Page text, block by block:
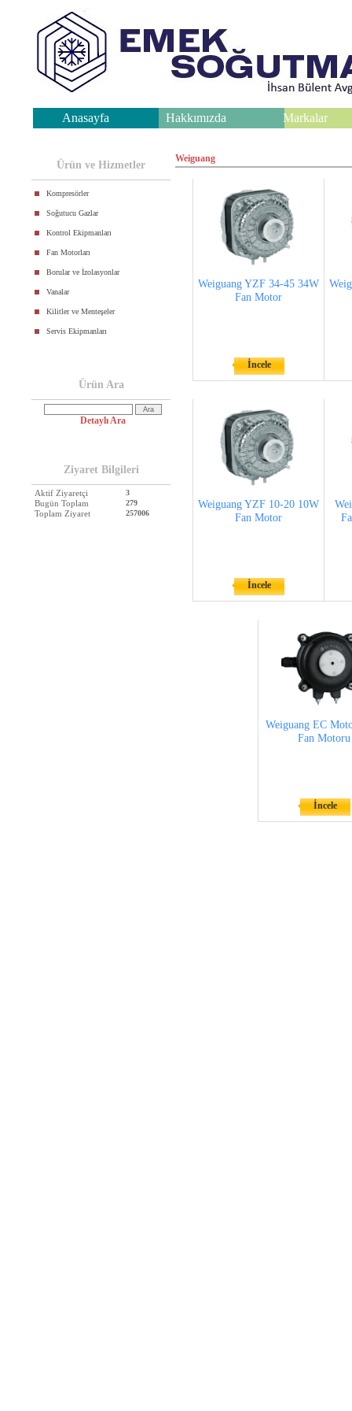
Anasayfa Hakkımızda Markalar
Ürün ve Hizmetler
Kompresörler
Soğutucu Gazlar
Kontrol Ekipmanları
Fan Motorları
Borular ve İzolasyonlar
Vanalar
Kilitler ve Menteşeler
Servis Ekipmanları
Ürün Ara
Detaylı Ara
Ziyaret Bilgileri
Aktif Ziyaretçi 3
Bugün Toplam 279
Toplam Ziyaret 257006
Weiguang
Weiguang YZF 34-45 34W
Fan Motor
İncele
Weiguang YZF 10-20 10W
Fan Motor
İncele
Weiguang EC
Fan Motoru
İncele